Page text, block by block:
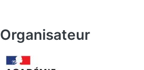
Organisateur